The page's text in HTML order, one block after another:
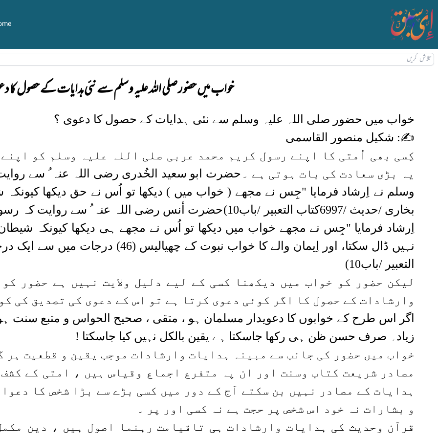
خواب میں حضور صلی اللہ علیہ وسلم سے نئی ہدایات کے حصول کا
خواب میں حضور صلی اللہ علیہ وسلم سے نئی ہدایات کے حصول کا دعوی ؟
✍: شکیل منصور القاسمی
کِسی بھی اُمتی کا اپنے رسول کریم محمد عربی صلی اللہ علیہ وسلم کو
یہ بڑی سعادت کی بات ہوتی ہے ۔ حضرت ابو سعید الخُدری رضی اللہ عنہ ُ سے
وسلم نے اِرشاد فرمایا "جِس نے مجھے ( خواب میں ) دیکھا تو اُس نے حق دیکھا
بخاری /حدیث /6997کتاب التعبیر /باب10)
حضرت أنس رضی اللہ عنہ ُ سے روایت کہ
اِرشاد فرمایا "جِس نے مجھے خواب میں دیکھا تو اُس نے مجھے ہی دیکھا کیونکہ
التعبیر /باب10)
لیکن حضور کو خواب میں دیکھنا کسی کے لیے دلیل ولایت نہیں ہے حضور
وارشادات کے حصول کا اگر کوئی دعوی کرتا ہے تو اس کے دعوی کی تصدیق کی
اگر اس طرح کے خوابوں کا دعویدار مسلمان ہو ، متقی ، صحیح الحواس و متبع سنت
زیادہ صرف حسن ظن ہی رکھا جاسکتا ہے یقین بالکل نہیں کیا جاسکتا !
خواب میں حضور کی جانب سے مبینہ ہدایات وارشادات موجب یقین و قطعیت ہر
مصادر شریعت کتاب وسنت اور ان پہ متفرع اجماع وقیاس ہیں ، امتی کے
ہدایات کے مصادر نہیں بن سکتے آج کے دور میں کسی بڑے سے بڑا شخص کا
و بشارات نہ خود اس شخص پر حجت ہے نہ کسی اور پر ۔
قرآن وحدیث کی ہدایات وارشادات ہی تاقیامت رہنما اصول ہیں ، دین